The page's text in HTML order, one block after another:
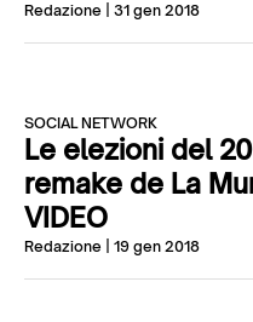
Redazione | 31 gen 2018
SOCIAL NETWORK
Le elezioni del
remake de La
VIDEO
Redazione | 19 gen 2018